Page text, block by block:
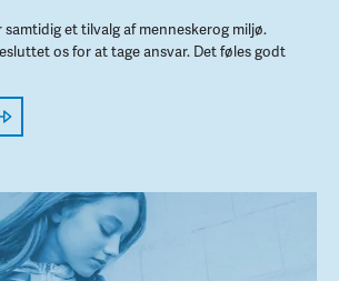
samtidig et tilvalg af menneskerog miljø.
os for at tage ansvar. Det føles godt